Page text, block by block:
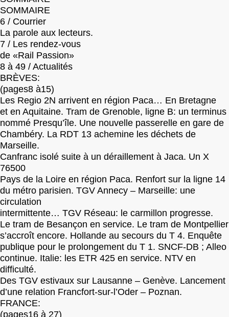
SOMMAIRE
6 / Courrier
La parole aux lecteurs.
7 / Les rendez-vous
de «Rail Passion»
8 à 49 / Actualités
BRÈVES:
(pages8 à15)
Les Regio 2N arrivent en région Paca… En Bretagne
et en Aquitaine. Tram de Grenoble, ligne B: un terminus
nommé Presqu’île. Une nouvelle passerelle en gare de
Chambéry. La RDT 13 achemine les déchets de
Marseille.
Canfranc isolé suite à un déraillement à Jaca. Un X
76500
Pays de la Loire en région Paca. Renfort sur la ligne 14
du métro parisien. TGV Annecy – Marseille: une
circulation
intermittente… TGV Réseau: le carmillon progresse.
Le tram de Besançon en service. Le tram de Montpellier
s’accroît encore. Hollande au secours du T 4. Enquête
publique pour le prolongement du T 1. SNCF-DB ; Alleo
continue. Italie: les ETR 425 en service. NTV en
difficulté.
Des TGV estivaux sur Lausanne – Genève. Lancement
d’une relation Francfort-sur-l’Oder – Poznan.
FRANCE:
(pages16 à 27)